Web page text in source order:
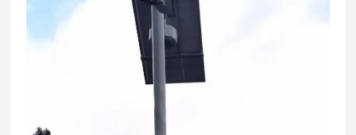
可连接各种报警控制器、PLC、DCS 等各种控制系
RS-485数字信号输出
4组继电器高低段报警开关量输出
电压信号输出： 0-5V、0-10V信号输出（选配）